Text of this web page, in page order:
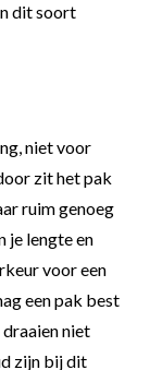
dit soort
niet voor
zit het pak
ruim genoeg
je lengte en
voor een
een pak best
niet
zijn bij dit